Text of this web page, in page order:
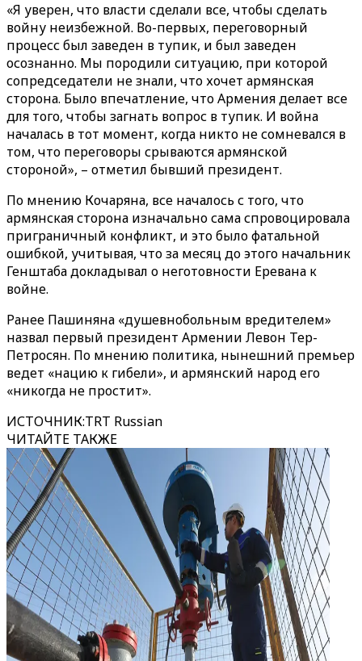
«Я уверен, что власти сделали все, чтобы сделать
войну неизбежной. Во-первых, переговорный
процесс был заведен в тупик, и был заведен
осознанно. Мы породили ситуацию, при которой
сопредседатели не знали, что хочет армянская
сторона. Было впечатление, что Армения делает все
для того, чтобы загнать вопрос в тупик. И война
началась в тот момент, когда никто не сомневался в
том, что переговоры срываются армянской
стороной», – отметил бывший президент.
По мнению Кочаряна, все началось с того, что
армянская сторона изначально сама спровоцировала
приграничный конфликт, и это было фатальной
ошибкой, учитывая, что за месяц до этого начальник
Генштаба докладывал о неготовности Еревана к
войне.
Ранее Пашиняна «душевнобольным вредителем»
назвал первый президент Армении Левон Тер-
Петросян. По мнению политика, нынешний премьер
ведет «нацию к гибели», и армянский народ его
«никогда не простит».
ИСТОЧНИК:TRT Russian
ЧИТАЙТЕ ТАКЖЕ